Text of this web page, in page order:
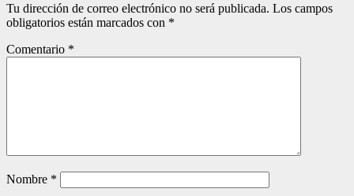
Tu dirección de correo electrónico no será publicada. Los campos
obligatorios están marcados con *
Comentario *
Nombre *